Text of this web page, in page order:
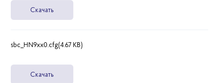
Скачать
sbc_HN9xx0.cfg(4.67 KB)
Скачать